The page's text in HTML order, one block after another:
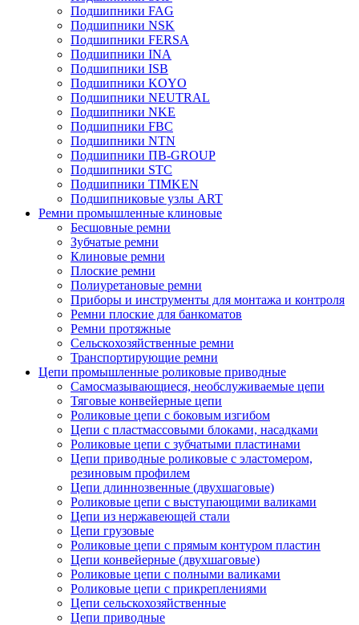
Подшипники FAG
Подшипники NSK
Подшипники FERSA
Подшипники INA
Подшипники ISB
Подшипники KOYO
Подшипники NEUTRAL
Подшипники NKE
Подшипники FBC
Подшипники NTN
Подшипники ПВ-GROUP
Подшипники STC
Подшипники TIMKEN
Подшипниковые узлы ART
Ремни промышленные клиновые
Бесшовные ремни
Зубчатые ремни
Клиновые ремни
Плоские ремни
Полиуретановые ремни
Приборы и инструменты для монтажа и контроля
Ремни плоские для банкоматов
Ремни протяжные
Сельскохозяйственные ремни
Транспортирующие ремни
Цепи промышленные роликовые приводные
Самосмазывающиеся, необслуживаемые цепи
Тяговые конвейерные цепи
Роликовые цепи с боковым изгибом
Цепи с пластмассовыми блоками, насадками
Роликовые цепи с зубчатыми пластинами
Цепи приводные роликовые с эластомером,
резиновым профилем
Цепи длиннозвенные (двухшаговые)
Роликовые цепи с выступающими валиками
Цепи из нержавеющей стали
Цепи грузовые
Роликовые цепи с прямым контуром пластин
Цепи конвейерные (двухшаговые)
Роликовые цепи с полными валиками
Роликовые цепи с прикреплениями
Цепи сельскохозяйственные
Цепи приводные